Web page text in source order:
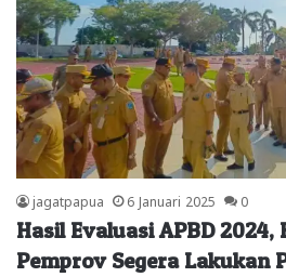
jagatpapua 6 Januari 2025 0
Hasil Evaluasi APBD
Pemprov Segera Lakukan